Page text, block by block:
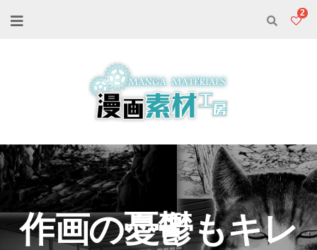
2
作画の憂鬱もキレ